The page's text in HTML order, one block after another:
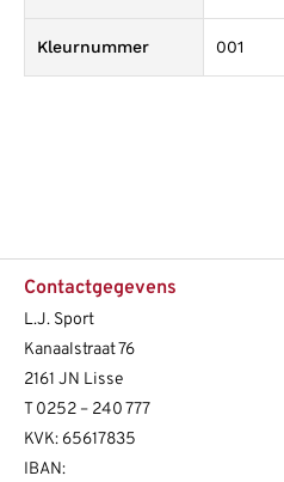
Kleurnummer 001
Contactgegevens
L.J. Sport
Kanaalstraat 76
2161 JN Lisse
T 0252 – 240 777
KVK: 65617835
IBAN: